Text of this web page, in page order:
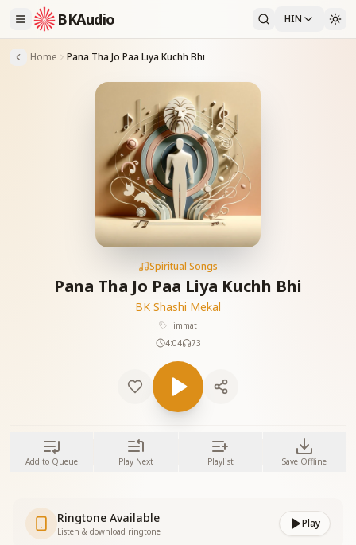
BKAudio HIN
Home Pana Tha Jo Paa Liya Kuchh Bhi
Spiritual Songs
Pana Tha Jo Paa Liya Kuchh Bhi
BK Shashi Mekal
Himmat
4:04
73
Add to Queue Play Next Playlist Save Offline
Ringtone Available
Listen & download ringtone
Play